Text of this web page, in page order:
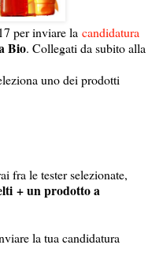
per inviare la candidatura
Bio. Collegati da subito alla
uno dei prodotti
fra le tester selezionate,
+ un prodotto a
la tua candidatura